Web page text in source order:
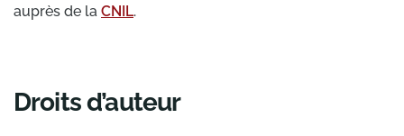
auprès de la CNIL.
Droits d’auteur